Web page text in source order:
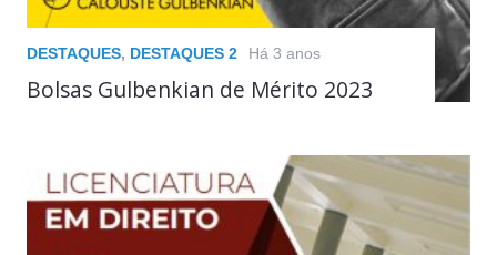
DESTAQUES, DESTAQUES 2 Há 3 anos
Bolsas Gulbenkian de Mérito 2023